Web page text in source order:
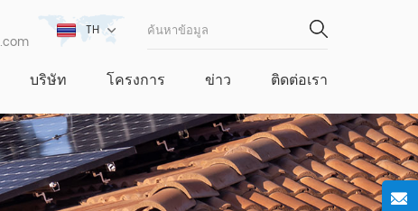
TH
บริษัท โครงการ ข่าว ติดต่อเรา